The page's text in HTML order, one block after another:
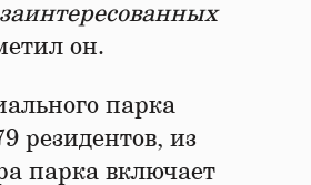
он.
парка
резидентов, из
парка включает